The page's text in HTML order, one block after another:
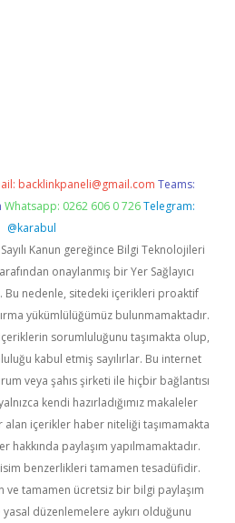
backlinkpaneli@gmail.com Teams:
Whatsapp: 0262 606 0 726 Telegram:
@karabul
Kanun gereğince Bilgi Teknolojileri
onaylanmış bir Yer Sağlayıcı
Bu nedenle, sitedeki içerikleri proaktif
yükümlülüğümüz bulunmamaktadır.
sorumluluğunu taşımakta olup,
kabul etmiş sayılırlar. Bu internet
veya şahıs şirketi ile hiçbir bağlantısı
kendi hazırladığımız makaleler
alan içerikler haber niteliği taşımamakta
hakkında paylaşım yapılmamaktadır.
benzerlikleri tamamen tesadüfidir.
ve tamamen ücretsiz bir bilgi paylaşım
düzenlemelere aykırı olduğunu